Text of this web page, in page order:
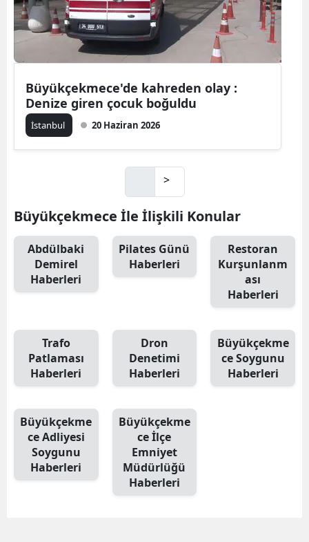
Büyükçekmece'de kahreden olay :
Denize giren çocuk boğuldu
İstanbul 20 Haziran 2026
>
Büyükçekmece İle İlişkili Konular
Abdülbaki
Demirel
Haberleri
Pilates Günü
Haberleri
Restoran
Kurşunlanm
ası
Haberleri
Trafo
Patlaması
Haberleri
Dron
Denetimi
Haberleri
Büyükçekme
ce Soygunu
Haberleri
Büyükçekme
ce Adliyesi
Soygunu
Haberleri
Büyükçekme
ce İlçe
Emniyet
Müdürlüğü
Haberleri